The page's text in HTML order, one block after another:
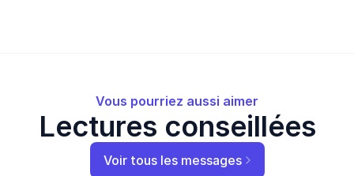
Vous pourriez aussi aimer
Lectures conseillées
Voir tous les messages